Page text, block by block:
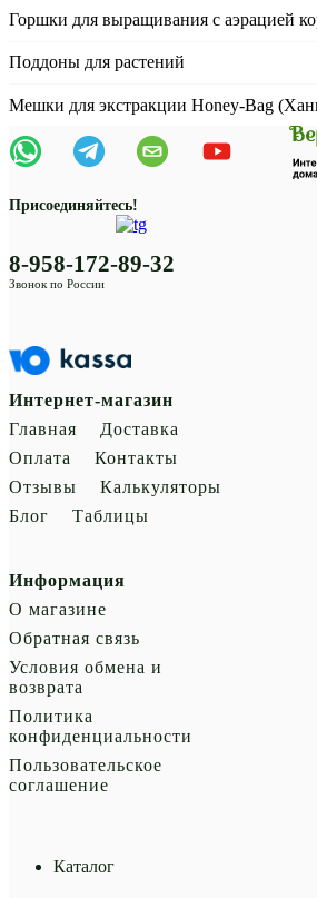
Горшки для выращивания с аэрацией
Поддоны для растений
Мешки для экстракции Honey-Bag
Интернет-магазин
Главная
Доставка
Оплата
Контакты
Отзывы
Калькуляторы
Блог
Таблицы
Информация
О магазине
Обратная связь
Условия обмена и
возврата
Политика
конфиденциальности
Пользовательское
соглашение
Каталог
Присоединяйтесь!
8-958-172-89-32
Звонок по России